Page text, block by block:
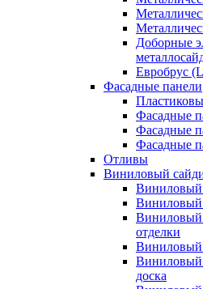
Доборные
Евробрус
Фасадные панели
Фасадные
Фасадные
Фасадные
Отливы
Виниловый
Виниловый
Виниловый
Виниловый
отделки
Виниловый
Виниловый
доска